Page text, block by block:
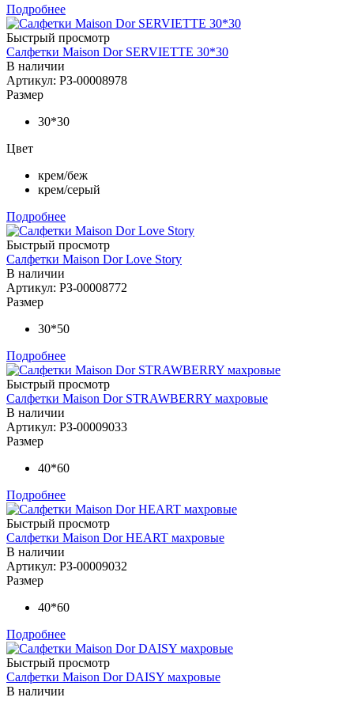
Подробнее
Быстрый просмотр
Салфетки Maison Dor SERVIETTE 30*30
В наличии
Артикул: РЗ-00008978
Размер
30*30
Цвет
крем/беж
крем/серый
Подробнее
Быстрый просмотр
Салфетки Maison Dor Love Story
В наличии
Артикул: РЗ-00008772
Размер
30*50
Подробнее
Быстрый просмотр
Салфетки Maison Dor STRAWBERRY махровые
В наличии
Артикул: РЗ-00009033
Размер
40*60
Подробнее
Быстрый просмотр
Салфетки Maison Dor HEART махровые
В наличии
Артикул: РЗ-00009032
Размер
40*60
Подробнее
Быстрый просмотр
Салфетки Maison Dor DAISY махровые
В наличии